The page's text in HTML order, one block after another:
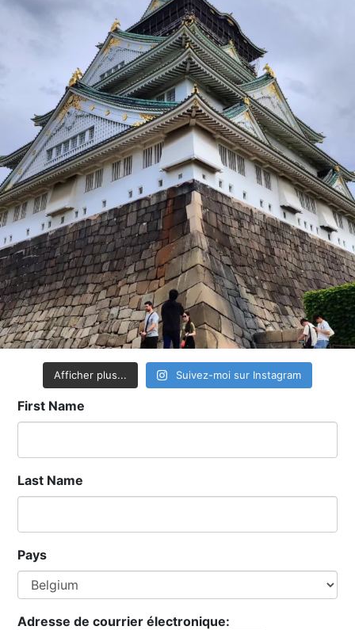
Afficher plus... Suivez-moi sur Instagram
First Name
Last Name
Pays
Adresse de courrier électronique: